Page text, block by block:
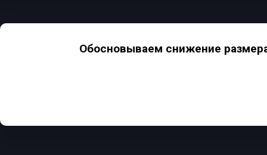
Обосновываем снижение